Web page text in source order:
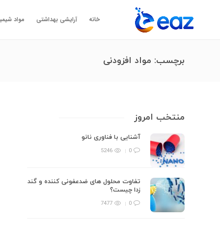
خانه آرایشی بهداشتی مواد
برچسب: مواد افزودنی
منتخب امروز
آشنایی با فناوری نانو
0
5246
تفاوت محلول های ضدعفونی کننده و گند
زدا چیست؟
0
7477